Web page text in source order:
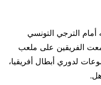
الترجي التونسي
الفريقين على ملعب
لدوري أبطال أفريقيا،